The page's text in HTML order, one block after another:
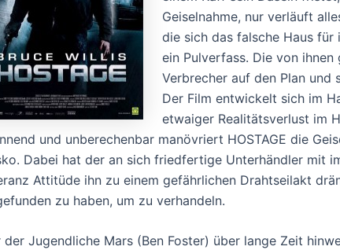
Geiselnahme, nur verläuft
die sich das falsche Haus für
ein Pulverfass. Die von
Verbrecher auf den Plan und
Der Film entwickelt sich im
etwaiger Realitätsverlust im
und unberechenbar manövriert HOSTAGE die
Dabei hat der an sich friedfertige Unterhändler mit
Attitüde ihn zu einem gefährlichen Drahtseilakt
zu haben, um zu verhandeln.
der Jugendliche Mars (Ben Foster) über lange Zeit